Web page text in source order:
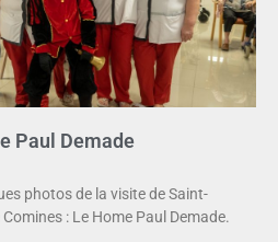
Paul Demade
photos de la visite de Saint-
: Le Home Paul Demade.